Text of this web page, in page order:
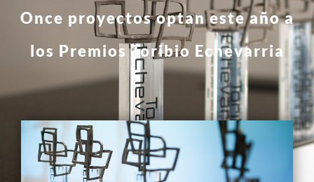
Once proyectos optan este año a
los Premios Toribio Echevarria